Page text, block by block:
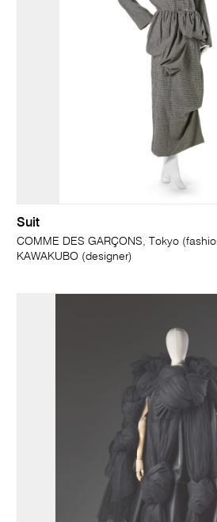
Suit
COMME DES GARÇONS, Tokyo
KAWAKUBO (designer)